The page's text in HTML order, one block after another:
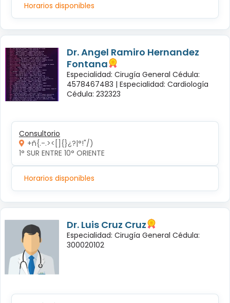
Horarios disponibles
Dr. Angel Ramiro Hernandez
Fontana
Especialidad: Cirugía General Cédula:
4578467483 | Especialidad: Cardiología
Cédula: 232323
Consultorio
+ñ{.-.><[]{}¿?|°!"/)
1° SUR ENTRE 10° ORIENTE
Horarios disponibles
Dr. Luis Cruz Cruz
Especialidad: Cirugía General Cédula:
300020102